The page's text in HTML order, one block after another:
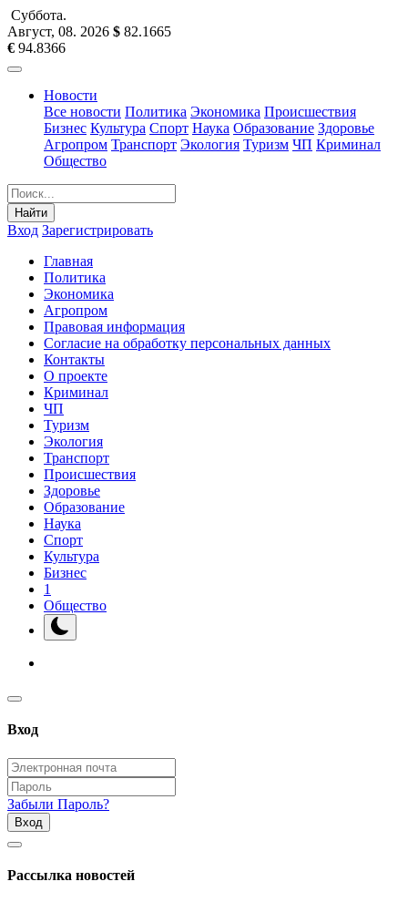
Суббота.
Август, 08. 2026 $ 82.1665
€ 94.8366
Новости
Все новости Политика Экономика Происшествия
Бизнес Культура Спорт Наука Образование Здоровье
Агропром Транспорт Экология Туризм ЧП Криминал
Общество
Найти
Вход Зарегистрировать
Главная
Политика
Экономика
Агропром
Правовая информация
Согласие на обработку персональных данных
Контакты
О проекте
Криминал
ЧП
Туризм
Экология
Транспорт
Происшествия
Здоровье
Образование
Наука
Спорт
Культура
Бизнес
1
Общество
Вход
Забыли Пароль?
Вход
Рассылка новостей